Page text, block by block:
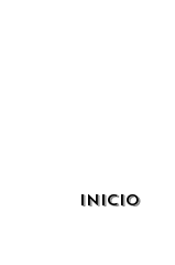
INICIO